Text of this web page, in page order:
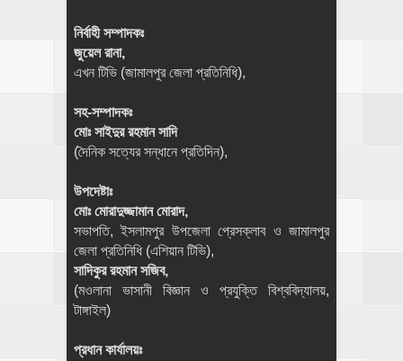
নির্বাহী সম্পাদকঃ
জুয়েল রানা,
এখন টিভি (জামালপুর জেলা প্রতিনিধি),
সহ-সম্পাদকঃ
মোঃ সাইদুর রহমান সাদি
(দৈনিক সত্যের সন্ধানে প্রতিদিন),
উপদেষ্টাঃ
মোঃ মোরাদুজ্জামান মোরাদ,
সভাপতি, ইসলামপুর উপজেলা প্রেসক্লাব ও জামালপুর
জেলা প্রতিনিধি (এশিয়ান টিভি),
সাদিকুর রহমান সজিব,
(মওলানা ভাসানী বিজ্ঞান ও প্রযুক্তি বিশ্ববিদ্যালয়,
টাঙ্গাইল)
প্রধান কার্যালয়ঃ